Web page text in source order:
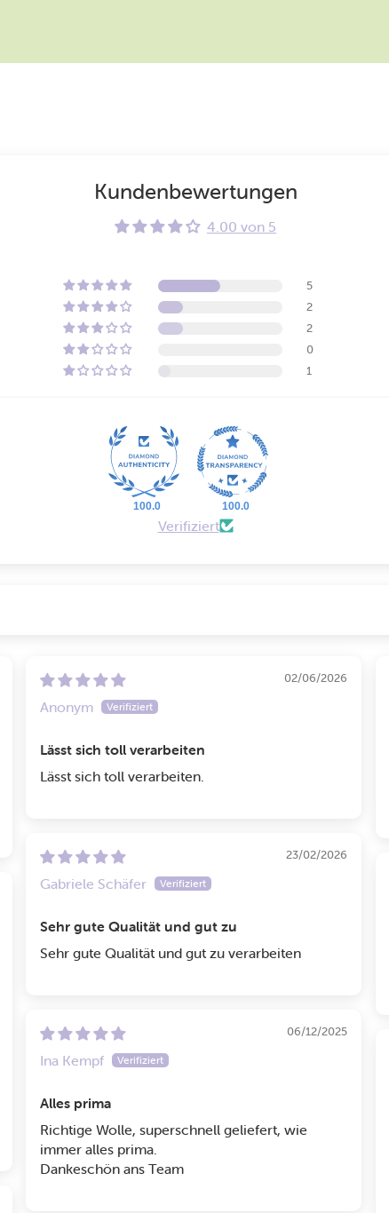
Kundenbewertungen
4.00 von 5
5
2
2
0
1
100.0 100.0
Verifiziert
02/06/2026
Anonym
Lässt sich toll verarbeiten
Lässt sich toll verarbeiten.
23/02/2026
Gabriele Schäfer
Sehr gute Qualität und gut zu
Sehr gute Qualität und gut zu verarbeiten
06/12/2025
Ina Kempf
Alles prima
Richtige Wolle, superschnell geliefert, wie
immer alles prima.
Dankeschön ans Team